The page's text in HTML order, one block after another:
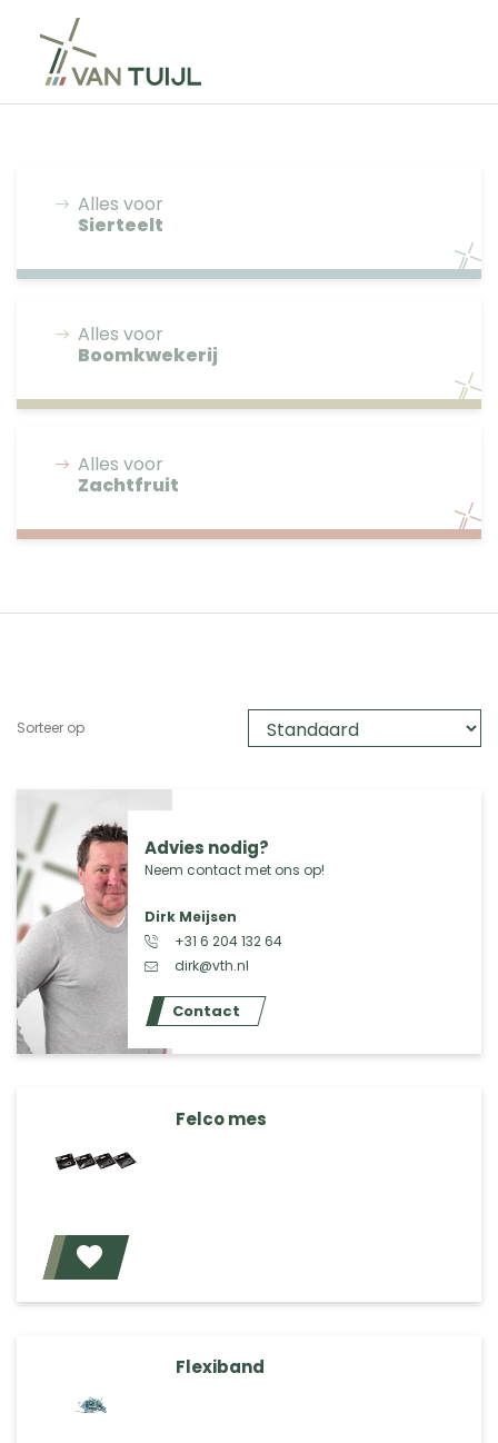
Alles voor
Sierteelt
Alles voor
Boomkwekerij
Alles voor
Zachtfruit
Sorteer op
Advies nodig?
Neem contact met ons op!
Dirk Meijsen
+31 6 204 132 64
dirk@vth.nl
Contact
Felco mes
Flexiband